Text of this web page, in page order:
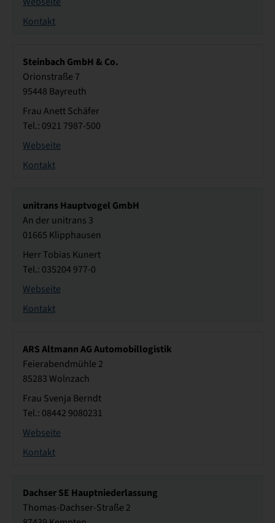
Kontakt
Steinbach GmbH & Co.
Orionstraße 7
95448 Bayreuth
Frau Anett Schäfer
Tel.: 0921 7987-500
Webseite
Kontakt
unitrans Hauptvogel GmbH
An der unitrans 3
01665 Klipphausen
Herr Tobias Kunert
Tel.: 035204 977-0
Webseite
Kontakt
ARS Altmann AG Automobillogistik
Feierabendmühle 2
85283 Wolnzach
Frau Svenja Berndt
Tel.: 08442 9080231
Webseite
Kontakt
Dachser SE Hauptniederlassung
Thomas-Dachser-Straße 2